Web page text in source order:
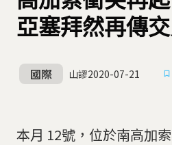
亞塞拜然再傳
國際 山謬2020-07-21
本月 12號，位於南高加